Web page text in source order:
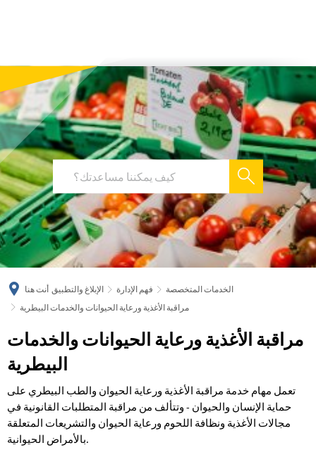
deutsch
أنت هنا الإبلاغ والتطبيق فهم الإدارة
الخدمات المتخصصة
مراقبة الأغذية ورعاية الحيوانات والخدمات البيطرية
مراقبة
الأغذية
ورعاية
الحيوانات
والخدمات
مراقبة الأغذية ورعاية الحيوانات والخدمات
البيطرية
تعمل مهام خدمة مراقبة الأغذية ورعاية الحيوان والطب البيطري على
حماية الإنسان والحيوان - وتتألف من مراقبة المتطلبات القانونية في
مجالات الأغذية ونظافة اللحوم ورعاية الحيوان والتشريعات المتعلقة
بالأمراض الحيوانية.